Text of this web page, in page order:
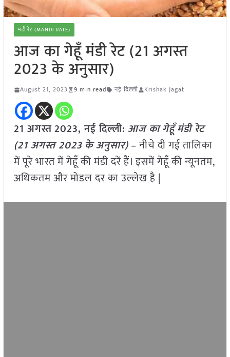
मंडी रेट (MANDI RATE)
आज का गेहूँ मंडी रेट (21 अगस्त
2023 के अनुसार)
August 21, 2023 9 min read नई दिल्ली Krishak Jagat
21 अगस्त2023, नई दिल्ली: आज का गेहूँमंडी रेट
(21 अगस्त 2023 के अनुसार)– नीचे दी गई तालिका
में पूरे भारत में गेहूँ की मंडी दरें हैं। इसमें गेहूँ की न्यूनतम,
अधिकतम और मोडल दर का उल्लेख है |